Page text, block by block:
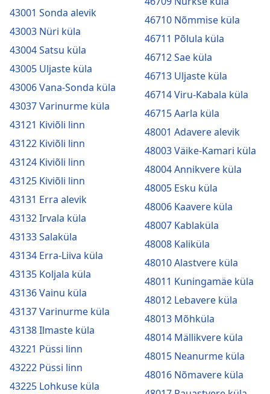
43001 Sonda alevik
43003 Nüri küla
43004 Satsu küla
43005 Uljaste küla
43006 Vana-Sonda küla
43037 Varinurme küla
43121 Kiviõli linn
43122 Kiviõli linn
43124 Kiviõli linn
43125 Kiviõli linn
43131 Erra alevik
43132 Irvala küla
43133 Salaküla
43134 Erra-Liiva küla
43135 Koljala küla
43136 Vainu küla
43137 Varinurme küla
43138 Ilmaste küla
43221 Püssi linn
43222 Püssi linn
43225 Lohkuse küla
46710 Nõmmise küla
46711 Põlula küla
46712 Sae küla
46713 Uljaste küla
46714 Viru-Kabala küla
46715 Aarla küla
48001 Adavere alevik
48003 Väike-Kamari küla
48004 Annikvere küla
48005 Esku küla
48006 Kaavere küla
48007 Kablaküla
48008 Kaliküla
48010 Alastvere küla
48011 Kuningamäe küla
48012 Lebavere küla
48013 Mõhküla
48014 Mällikvere küla
48015 Neanurme küla
48016 Nõmavere küla